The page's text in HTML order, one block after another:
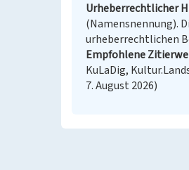
Urheberrechtlicher
(Namensnennung).
urheberrechtlichen
Empfohlene
KuLaDig,
7. August 2026)